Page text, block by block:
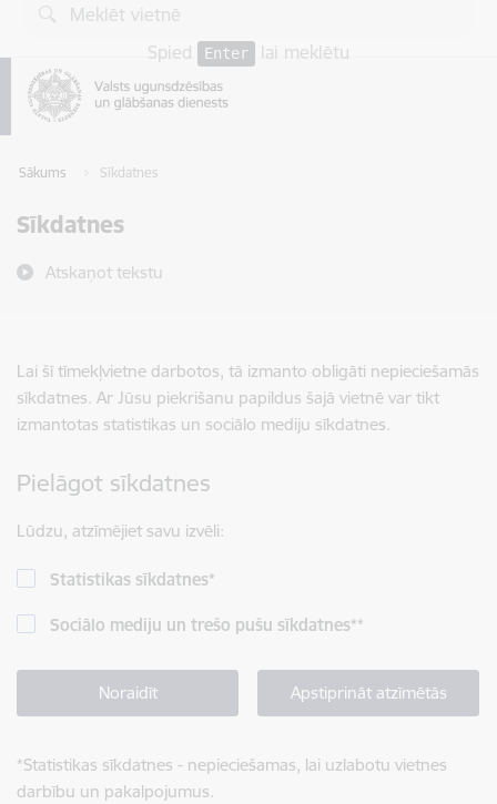
Pāriet uz lapas saturu
Spied
Enter lai meklētu
Sākums Sīkdatnes
Sīkdatnes
Atskaņot tekstu
Lai šī tīmekļvietne darbotos, tā izmanto obligāti nepieciešamās
sīkdatnes. Ar Jūsu piekrišanu papildus šajā vietnē var tikt
izmantotas statistikas un sociālo mediju sīkdatnes.
Pielāgot sīkdatnes
Lūdzu, atzīmējiet savu izvēli:
Statistikas sīkdatnes*
Sociālo mediju un trešo pušu sīkdatnes**
Noraidīt Apstiprināt atzīmētās
*Statistikas sīkdatnes - nepieciešamas, lai uzlabotu vietnes
darbību un pakalpojumus.